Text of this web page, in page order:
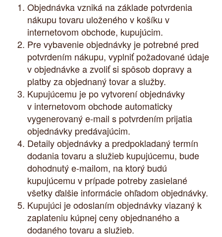
Objednávka vzniká na základe potvrdenia
nákupu tovaru uloženého v košíku v
internetovom obchode, kupujúcim.
Pre vybavenie objednávky je potrebné pred
potvrdením nákupu, vyplniť požadované údaje
v objednávke a zvoliť si spôsob dopravy a
platby za objednaný tovar a služby.
Kupujúcemu je po vytvorení objednávky
v internetovom obchode automaticky
vygenerovaný e-mail s potvrdením prijatia
objednávky predávajúcim.
Detaily objednávky a predpokladaný termín
dodania tovaru a služieb kupujúcemu, bude
dohodnutý e-mailom, na ktorý budú
kupujúcemu v prípade potreby zasielané
všetky ďalšie informácie ohľadom objednávky.
Kupujúci je odoslaním objednávky viazaný k
zaplateniu kúpnej ceny objednaného a
dodaného tovaru a služieb.